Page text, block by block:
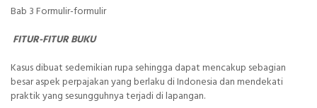
Bab 3 Formulir-formulir
FITUR-FITUR BUKU
Kasus dibuat sedemikian rupa sehingga dapat mencakup sebagian
besar aspek perpajakan yang berlaku di Indonesia dan mendekati
praktik yang sesungguhnya terjadi di lapangan.